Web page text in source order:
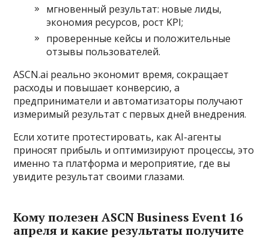
мгновенный результат: новые лиды,
экономия ресурсов, рост KPI;
проверенные кейсы и положительные
отзывы пользователей.
ASCN.ai реально экономит время, сокращает
расходы и повышает конверсию, а
предприниматели и автоматизаторы получают
измеримый результат с первых дней внедрения.
Если хотите протестировать, как AI-агенты
приносят прибыль и оптимизируют процессы, это
именно та платформа и мероприятие, где вы
увидите результат своими глазами.
Кому полезен ASCN Business Event 16
апреля и какие результаты получите